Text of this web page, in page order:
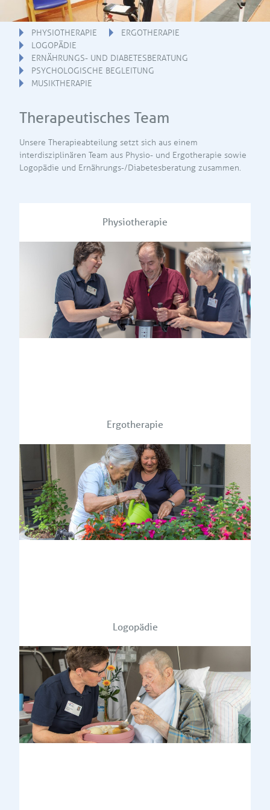
PHYSIOTHERAPIE
ERGOTHERAPIE
LOGOPÄDIE
ERNÄHRUNGS- UND DIABETESBERATUNG
PSYCHOLOGISCHE BEGLEITUNG
MUSIKTHERAPIE
Therapeutisches Team
Unsere Therapieabteilung setzt sich aus einem
interdisziplinären Team aus Physio- und Ergotherapie sowie
Logopädie und Ernährungs-/Diabetesberatung zusammen.
Physiotherapie
Ergotherapie
Logopädie